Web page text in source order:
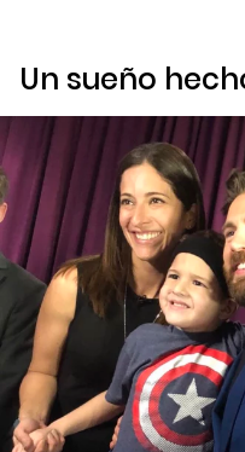
Un sueño